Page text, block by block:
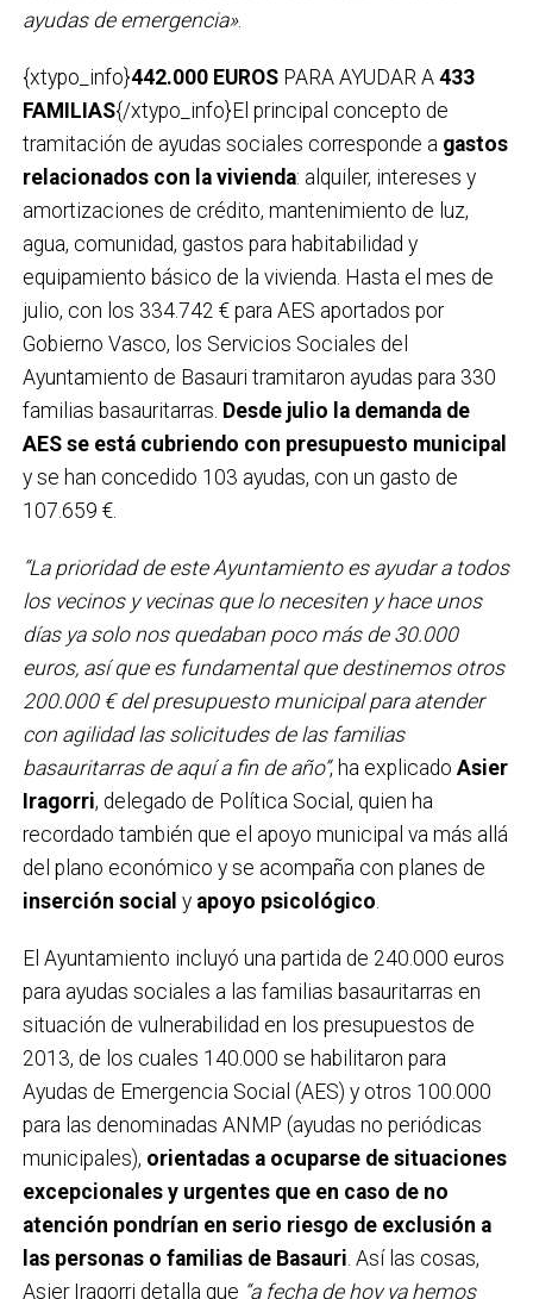
ayudas de emergencia».
{xtypo_info}442.000 EUROSPARA AYUDAR A 433
FAMILIAS{/xtypo_info}El principal concepto de
tramitación de ayudas sociales corresponde a gastos
relacionados con la vivienda: alquiler, intereses y
amortizaciones de crédito, mantenimiento de luz,
agua, comunidad, gastos para habitabilidad y
equipamiento básico de la vivienda. Hasta el mes de
julio, con los 334.742 € para AES aportados por
Gobierno Vasco, los Servicios Sociales del
Ayuntamiento de Basauri tramitaron ayudas para 330
familias basauritarras. Desde julio la demanda de
AES se está cubriendo con presupuesto municipal
y se han concedido 103 ayudas, con un gasto de
107.659 €.
“La prioridad de este Ayuntamiento es ayudar a todos
los vecinos y vecinas que lo necesiten y hace unos
días ya solo nos quedaban poco más de 30.000
euros, así que es fundamental que destinemos otros
200.000 € del presupuesto municipal para atender
con agilidad las solicitudes de las familias
basauritarras de aquí a fin de año”, ha explicado Asier
Iragorri, delegado de Política Social, quien ha
recordado también que el apoyo municipal va más allá
del plano económico y se acompaña con planes de
inserción social y apoyo psicológico
El Ayuntamiento incluyó una partida de 240.000 euros
para ayudas sociales a las familias basauritarras en
situación de vulnerabilidad en los presupuestos de
2013, de los cuales 140.000 se habilitaron para
Ayudas de Emergencia Social (AES) y otros 100.000
para las denominadas ANMP (ayudas no periódicas
municipales), orientadas a ocuparse de situaciones
excepcionales y urgentes que en caso de no
atención pondrían en serio riesgo de exclusión a
las personas o familias de Basauri . Así las cosas,
Asier Iragorri detalla que “a fecha de hoy ya hemos